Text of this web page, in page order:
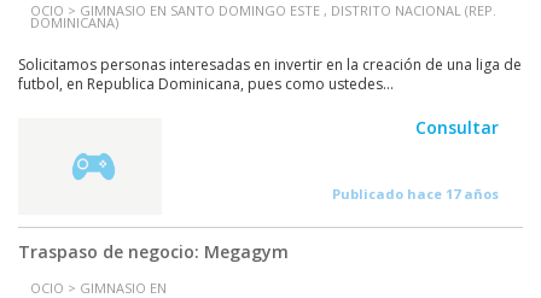
OCIO > GIMNASIO EN SANTO DOMINGO ESTE , DISTRITO NACIONAL (REP.
DOMINICANA)
Solicitamos personas interesadas en invertir en la creación de una liga de
futbol, en Republica Dominicana, pues como ustedes...
Consultar
Publicado hace 17 años
Traspaso de negocio: Megagym
OCIO > GIMNASIO EN